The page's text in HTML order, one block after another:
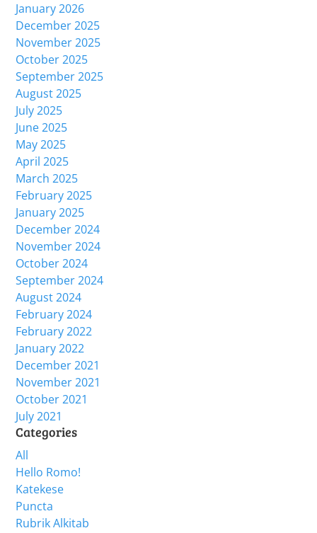
January 2026
December 2025
November 2025
October 2025
September 2025
August 2025
July 2025
June 2025
May 2025
April 2025
March 2025
February 2025
January 2025
December 2024
November 2024
October 2024
September 2024
August 2024
February 2024
February 2022
January 2022
December 2021
November 2021
October 2021
July 2021
Categories
All
Hello Romo!
Katekese
Puncta
Rubrik Alkitab